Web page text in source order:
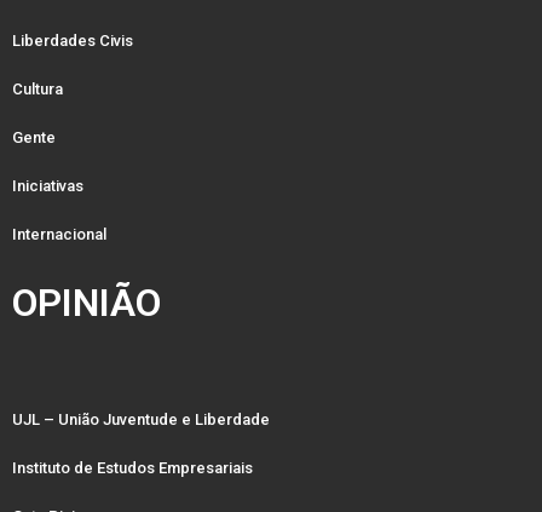
Liberdades Civis
Cultura
Gente
Iniciativas
Internacional
OPINIÃO
UJL – União Juventude e Liberdade
Instituto de Estudos Empresariais